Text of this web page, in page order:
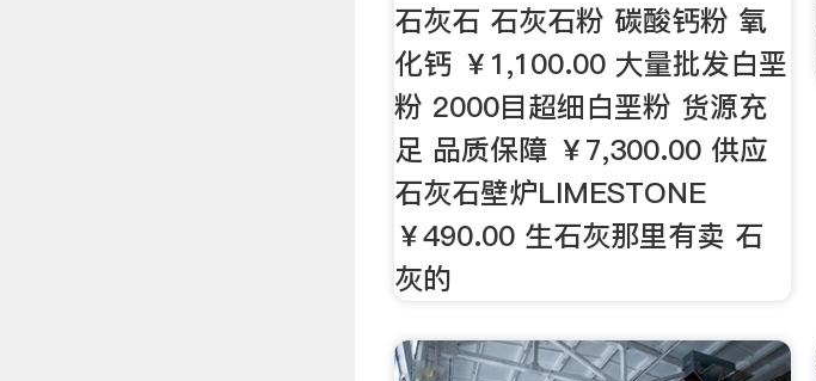
石灰石 石灰石粉 碳酸钙粉 氧
化钙 ￥1,100.00 大量批发白垩
粉 2000目超细白垩粉 货源充
足 品质保障 ￥7,300.00 供应
石灰石壁炉LIMESTONE
￥490.00 生石灰那里有卖 石
灰的